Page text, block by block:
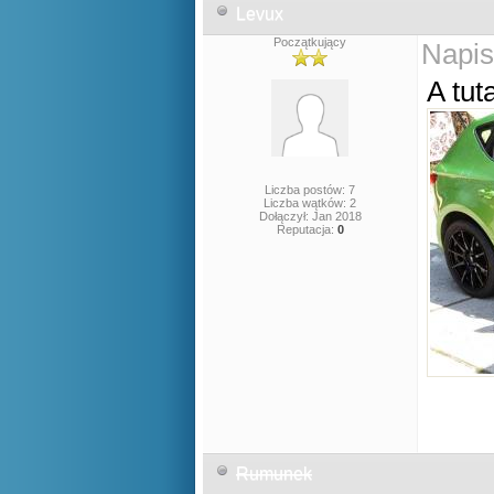
Levux
Początkujący
Liczba postów: 7
Liczba wątków: 2
Dołączył: Jan 2018
Reputacja: 0
A
Rumunek